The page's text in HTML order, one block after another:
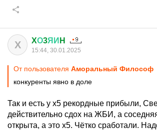
X XО3ЯИ H
15:44, 30.01.2025
От пользователя Аморальный Философ
конкуренты явно в доле
Так и есть у х5 рекордные прибыли,
действительно сдох на ЖБИ, а
открыта, а это х5. Чётко сработали.